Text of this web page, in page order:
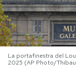
PODCAST
NEWSLETTER
La portafinestra del
2025 (AP Photo/